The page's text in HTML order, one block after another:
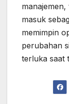
masuk
memimpin
perubahan
terluka saat